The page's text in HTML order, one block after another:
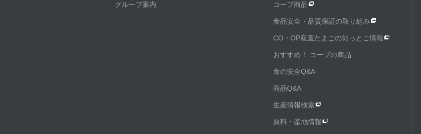
グループ案内 コープ商品
食品安全・品質保証の取り組み
CO・OP産直たまごの知っとこ情報
おすすめ！ コープの商品
食の安全Q&A
商品Q&A
生産情報検索
原料・産地情報